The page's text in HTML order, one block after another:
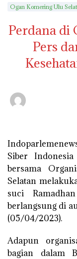
Ogan Komering Ulu
Perdana di
Pers
Siber
bersama
Selatan
suci
berlangsung di
(05/04/2023).
Adapun
bagian dalam